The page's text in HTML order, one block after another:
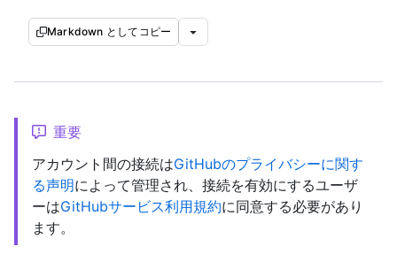
Markdown としてコピー
重要
アカウント間の接続はGitHubのプライバシーに関す
る声明によって管理され、接続を有効にするユーザ
ーはGitHubサービス利用規約に同意する必要があり
ます。